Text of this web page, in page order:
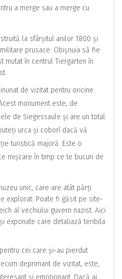
a merge sau a merge cu
la sfârșitul anilor 1800 și
prusace. Obișnuia să fie
mutat în centrul Tiergarten în
de vizitat pentru oricine
monument este, de
de Siegessaule și are un total
urca și coborî dacă vă
turistică majoră. Este o
mișcare în timp ce te bucuri de
unic, care are atât părți
explorat. Poate fi găsit pe site-
al vechiului guvern nazist. Aici
exponate care detaliază teribila
cei care și-au pierdut
deprimant de vizitat, este,